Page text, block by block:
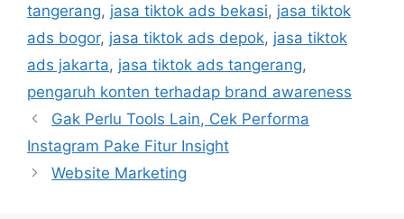
tangerang, jasa tiktok ads bekasi, jasa tiktok
ads bogor, jasa tiktok ads depok, jasa tiktok
ads jakarta, jasa tiktok ads tangerang,
pengaruh konten terhadap brand awareness
Gak Perlu Tools Lain, Cek Performa
Instagram Pake Fitur Insight
Website Marketing